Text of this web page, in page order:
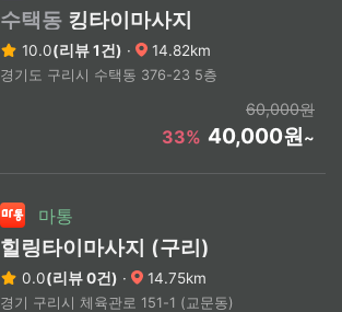
수택동 킹타이마사지
10.0(리뷰 1건) · 14.82km
경기도 구리시 수택동 376-23 5층
60,000원
33% 40,000원~
마통
힐링타이마사지 (구리)
0.0(리뷰 0건) · 14.75km
경기 구리시 체육관로 151-1 (교문동)